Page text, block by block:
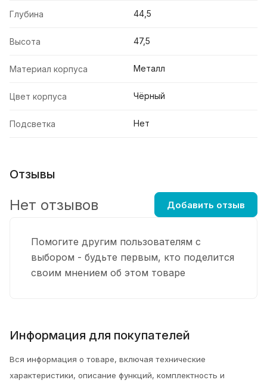
Глубина 44,5
Высота 47,5
Материал корпуса Металл
Цвет корпуса Чёрный
Подсветка Нет
Отзывы
Помогите другим пользователям с
выбором - будьте первым, кто поделится
своим мнением об этом товаре
Нет отзывов Добавить отзыв
Информация для покупателей
Вся информация о товаре, включая технические
характеристики, описание функций, комплектность и